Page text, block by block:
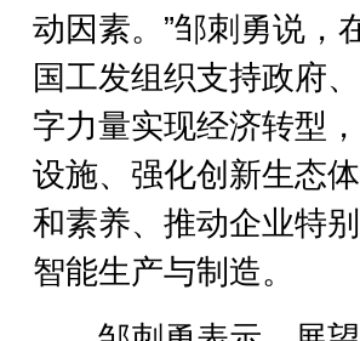
动因素。”邹刺勇说，
国工发组织支持政府
字力量实现经济转型
设施、强化创新生态
和素养、推动企业特
智能生产与制造。